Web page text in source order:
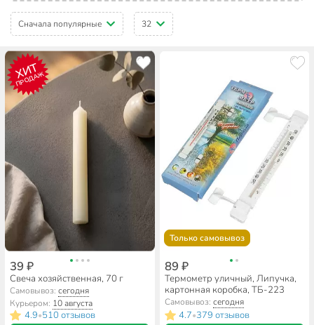
Сначала популярные 32
ХИТ
ПРОДАЖ
39 ₽
Свеча хозяйственная, 70 г
Самовывоз:сегодня
Курьером: 10 августа
4.9•510 отзывов
Только самовывоз
89 ₽
Термометр уличный, Липучка,
картонная коробка, ТБ-223
Самовывоз: сегодня
4.7•379 отзывов